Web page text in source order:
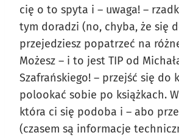
cię o to spyta i – uwaga! –
tym doradzi (no, chyba, że się
przejedziesz popatrzeć na
Możesz – i to jest TIP od
Szafrańskiego! – przejść się do
polookać sobie po książkach.
która ci się podoba i – abo
(czasem są informacje